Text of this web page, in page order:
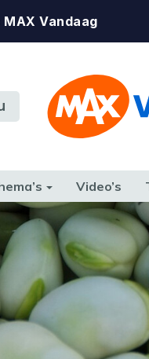
MAX Vandaag
Video’s
ETEN & DRINKEN FAMILIE